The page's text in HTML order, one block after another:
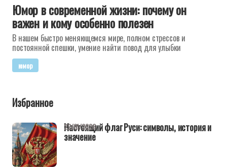
Юмор в современной жизни: почему он
важен и кому особенно полезен
В нашем быстро меняющемся мире, полном стрессов и
постоянной спешки, умение найти повод для улыбки
юмор
Избранное
Настоящий флаг Руси: символы, история и
значение
22/01/2026